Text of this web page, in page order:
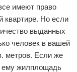
имеют право
квартире. Но если
выданных
человек в вашей
метров. Если же
ему жилплощадь